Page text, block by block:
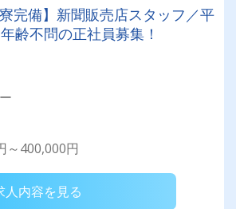
完備】新聞販売店スタッフ／平
齢不問の正社員募集！
～400,000円
人内容を見る